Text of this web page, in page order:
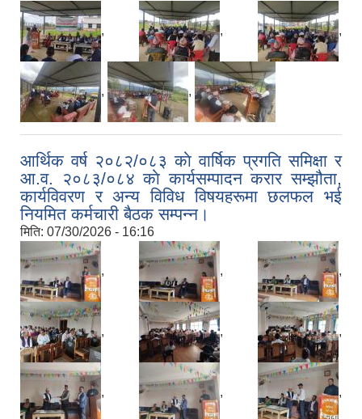
, , ,
, ,
आर्थिक वर्ष २०८२/०८३ काे वार्षिक प्रगति समिक्षा र
आ.व. २०८३/०८४ काे कार्यसम्पादन करार सम्झौता,
कार्यविवरण र अन्य विविध विषयहरूमा छलफल भई
नियमित कर्मचारी बैठक सम्पन्न।
मिति: 07/30/2026 - 16:16
, , ,
, , ,
, , ,